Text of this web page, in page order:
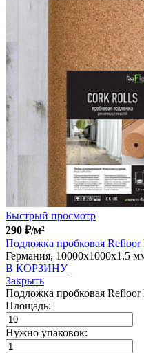
Быстрый просмотр
290 ₽/м²
Подложка пробковая
Германия, 10000x1000x1.5
В КОРЗИНУ
Закрыть
Подложка пробковая
Площадь:
Нужно упаковок: